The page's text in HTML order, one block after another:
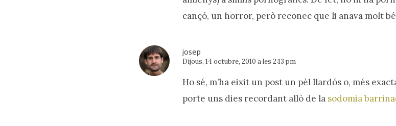
cançó, un horror, però reconec que li anava molt
josep
Dijous, 14 octubre, 2010 a les 2:13 pm
Ho sé, m’ha eixit un post un pèl llardós o, més
porte uns dies recordant allò de la sodomia